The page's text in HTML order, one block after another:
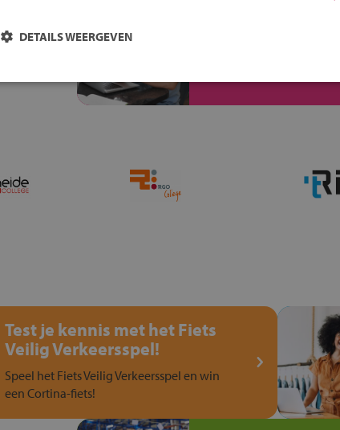
Alle informatie om je
Test je kennis met het Fiets
Veilig Verkeersspel!
Speel het Fiets Veilig Verkeersspel en win
een Cortina-fiets!
DETAILS WEERGEVEN